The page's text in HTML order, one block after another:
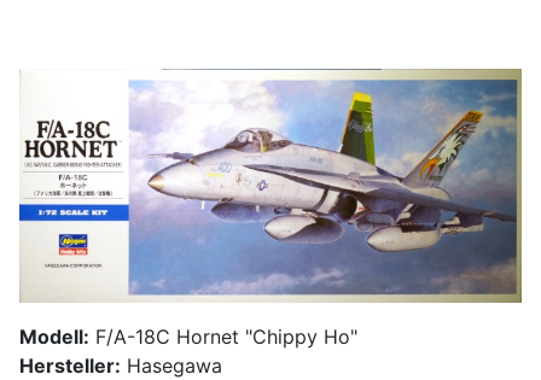
Modell: F/A-18C Hornet "Chippy Ho"
Hersteller: Hasegawa